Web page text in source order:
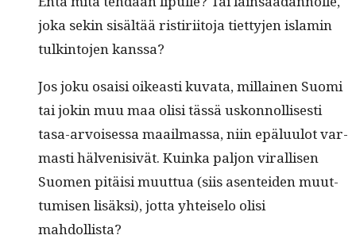
joka sekin sisältää ris­tiri­ito­ja tiet­ty­jen islamin
tulk­in­to­jen kanssa?
Jos joku osaisi oikeasti kuva­ta, mil­lainen Suo­mi
tai jokin muu maa olisi tässä uskon­nol­lis­es­ti
tasa-arvoises­sa maail­mas­sa, niin epälu­u­lot var­
masti häl­veni­sivät. Kuin­ka paljon viral­lisen
Suomen pitäisi muut­tua (siis asen­tei­den muut­
tumisen lisäk­si), jot­ta yhteise­lo olisi
mahdollista?